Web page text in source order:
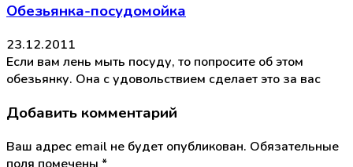
Обезьянка-посудомойка
23.12.2011
Если вам лень мыть посуду, то попросите об этом
обезьянку. Она с удовольствием сделает это за вас
Добавить комментарий
Ваш адрес email не будет опубликован. Обязательные
поля помечены *